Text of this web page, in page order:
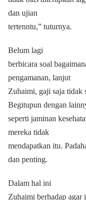
dan ujian
tertenntu,” tuturnya.
Belum lagi
berbicara soal
pengamanan, lanjut
Zuhaimi, gaji saja tidak
Begitupun dengan
seperti jaminan
mereka tidak
mendapatkan itu.
dan penting.
Dalam hal ini
Zuhaimi berhadap agar